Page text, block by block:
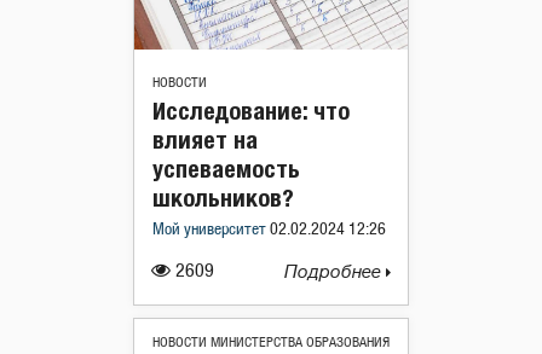
НОВОСТИ
2609
Исследование: что
влияет на
успеваемость
школьников?
Мой университет 02.02.2024 12:26
Подробнее
НОВОСТИ МИНИСТЕРСТВА ОБРАЗОВАНИЯ